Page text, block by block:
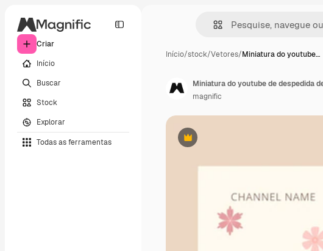
Criar
Início
Buscar
Stock
Explorar
Todas as ferramentas
Início/stock/Vetores/Miniatura do youtube…
Premium
Miniatura do youtube de despedida
magnific